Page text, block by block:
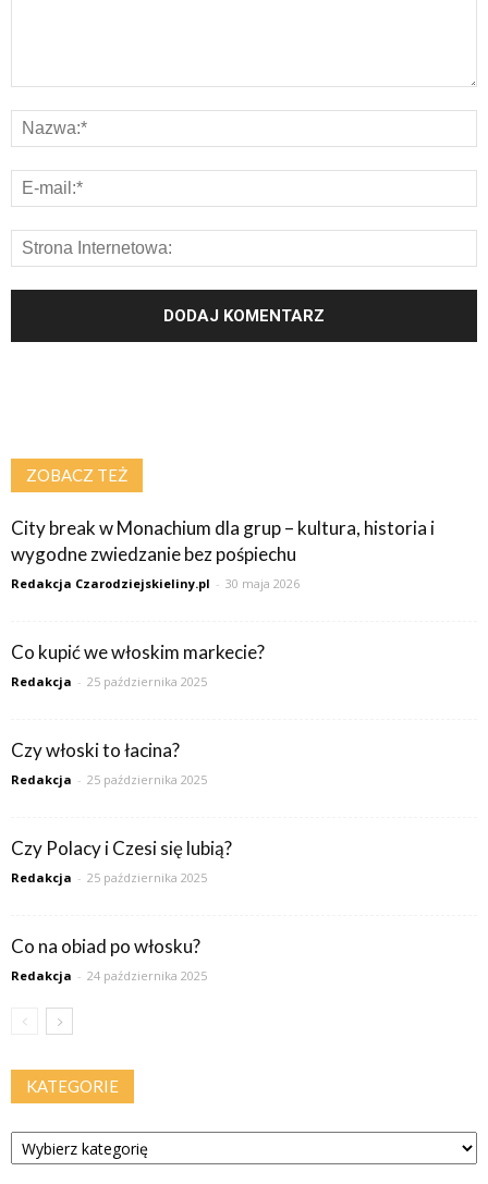
ZOBACZ TEŻ
City break w Monachium dla grup – kultura, historia i
wygodne zwiedzanie bez pośpiechu
Redakcja Czarodziejskieliny.pl - 30 maja 2026
Co kupić we włoskim markecie?
Redakcja - 25 października 2025
Czy włoski to łacina?
Redakcja - 25 października 2025
Czy Polacy i Czesi się lubią?
Redakcja - 25 października 2025
Co na obiad po włosku?
Redakcja - 24 października 2025
KATEGORIE
Kategorie